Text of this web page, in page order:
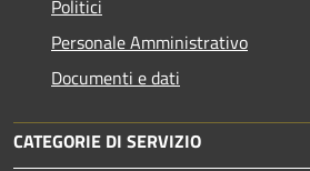
Politici
Personale Amministrativo
Documenti e dati
CATEGORIE DI SERVIZIO